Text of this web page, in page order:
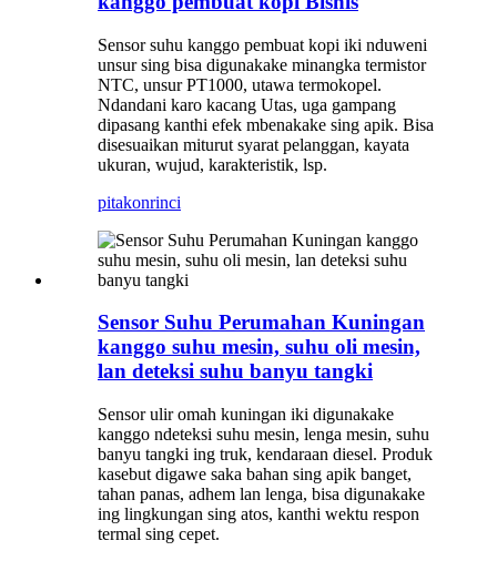
Sensor suhu kanggo pembuat kopi iki nduweni
unsur sing bisa digunakake minangka termistor
NTC, unsur PT1000, utawa termokopel.
Ndandani karo kacang Utas, uga gampang
dipasang kanthi efek mbenakake sing apik. Bisa
disesuaikan miturut syarat pelanggan, kayata
ukuran, wujud, karakteristik, lsp.
pitakonrinci
Sensor Suhu Perumahan Kuningan
kanggo suhu mesin, suhu oli mesin,
lan deteksi suhu banyu tangki
Sensor ulir omah kuningan iki digunakake
kanggo ndeteksi suhu mesin, lenga mesin, suhu
banyu tangki ing truk, kendaraan diesel. Produk
kasebut digawe saka bahan sing apik banget,
tahan panas, adhem lan lenga, bisa digunakake
ing lingkungan sing atos, kanthi wektu respon
termal sing cepet.